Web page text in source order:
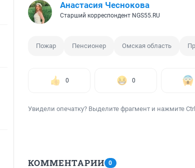
Анастасия Чеснокова
Старший корреспондент NGS55.RU
Пожар Пенсионер Омская область
0 0
Увидели опечатку? Выделите фрагмент и нажмите
КОММЕНТАРИИ 0